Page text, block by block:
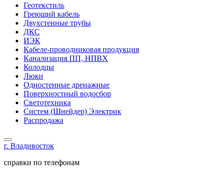
Геотекстиль
Греющий кабель
Двухстенные трубы
ДКС
ИЭК
Кабеле-проводниковая продукция
Канализация ПП, НПВХ
Колодцы
Люки
Одностенные дренажные
Поверхностный водосбор
Светотехника
Систем (Шнейдер) Электрик
Распродажа
г. Владивосток
справки по телефонам